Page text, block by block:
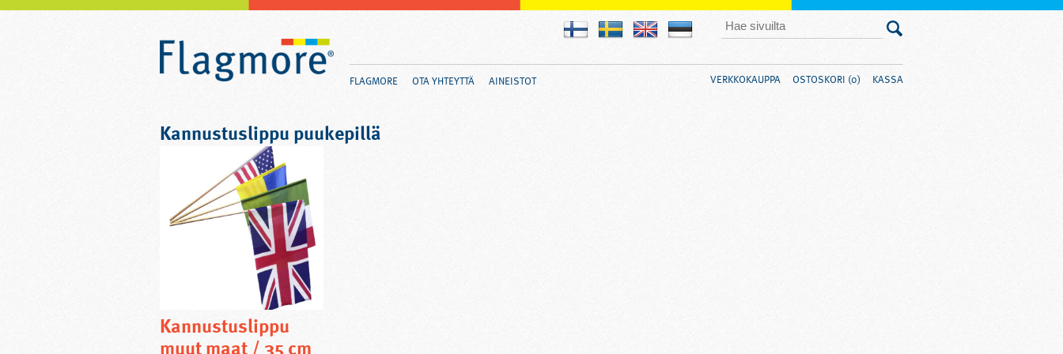
FLAGMORE OTA YHTEYTTÄ AINEISTOT VERKKOKAUPPA OSTOSKORI (0) KASSA
Kannustuslippu puukepillä
Kannustuslippu
muut maat / 35 cm